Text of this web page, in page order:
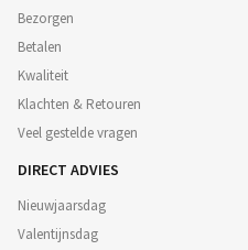
Bezorgen
Betalen
Kwaliteit
Klachten & Retouren
Veel gestelde vragen
DIRECT ADVIES
Nieuwjaarsdag
Valentijnsdag